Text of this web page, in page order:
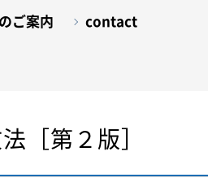
ご案内 contact
［第２版］